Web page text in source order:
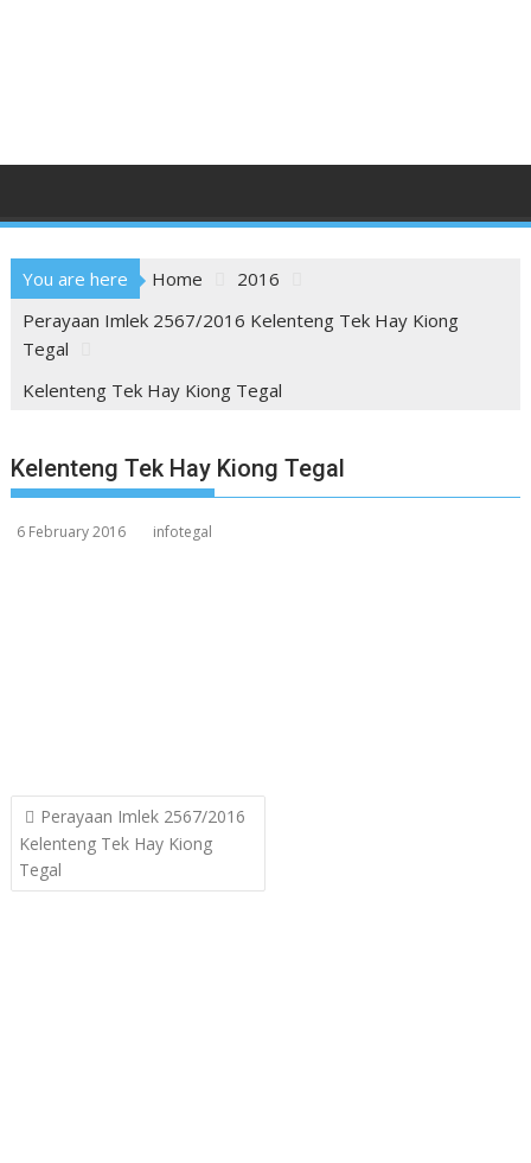
You are here Home
2016
Perayaan Imlek 2567/2016 Kelenteng Tek Hay Kiong
Tegal
Kelenteng Tek Hay Kiong Tegal
Kelenteng Tek Hay Kiong Tegal
6 February 2016 infotegal
Post
navigation
Perayaan Imlek 2567/2016
Kelenteng Tek Hay Kiong
Tegal